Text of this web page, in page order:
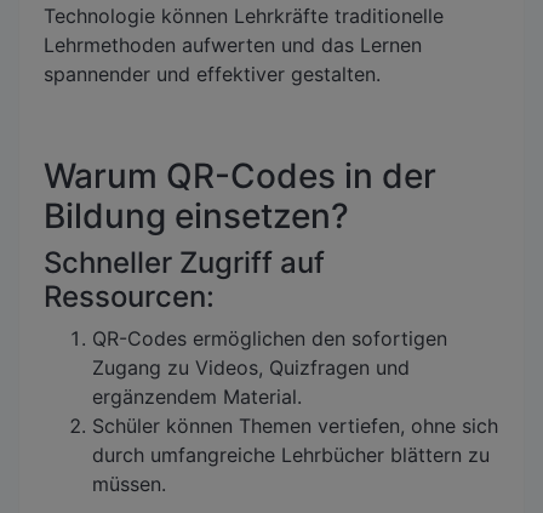
Technologie können Lehrkräfte traditionelle
Lehrmethoden aufwerten und das Lernen
spannender und effektiver gestalten.
Warum QR-Codes in der
Bildung einsetzen?
Schneller Zugriff auf
Ressourcen:
QR-Codes ermöglichen den sofortigen
Zugang zu Videos, Quizfragen und
ergänzendem Material.
Schüler können Themen vertiefen, ohne sich
durch umfangreiche Lehrbücher blättern zu
müssen.